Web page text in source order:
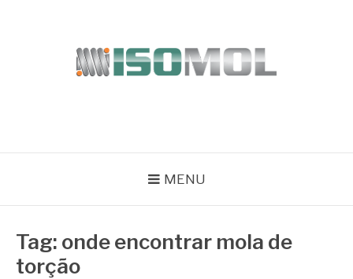
MENU
Tag: onde encontrar mola de
torção